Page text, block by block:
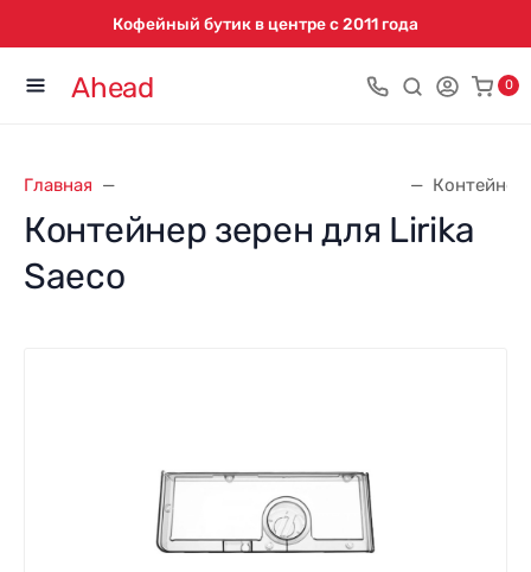
Кофейный бутик в центре с 2011 года
Ahead 0
Главная Контейнер
Контейнер зерен для Lirika
Saeco